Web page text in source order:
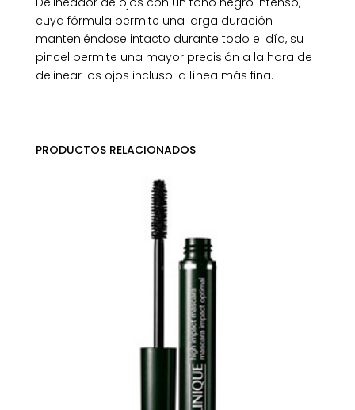
cuya fórmula permite una larga duración
manteniéndose intacto durante todo el día, su
pincel permite una mayor precisión a la hora de
delinear los ojos incluso la línea más fina.
PRODUCTOS RELACIONADOS